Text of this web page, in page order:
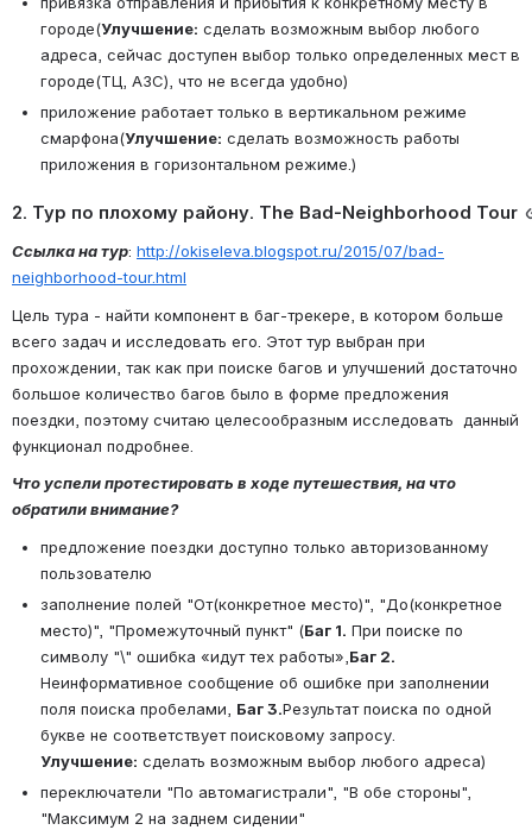
городе(Улучшение: сделать возможным выбор любого
адреса, сейчас доступен выбор только определенных мест в
городе(ТЦ, АЗС), что не всегда удобно)
приложение работает только в вертикальном режиме
смарфона(Улучшение: сделать возможность работы
приложения в горизонтальном режиме.)
2. Тур по плохому району. The Bad-Neighborhood Tour
Ссылка на тур: http://okiseleva.blogspot.ru/2015/07/bad-
neighborhood-tour.html
Цель тура - найти компонент в баг-трекере, в котором больше
всего задач и исследовать его. Этот тур выбран при
прохождении, так как при поиске багов и улучшений достаточно
большое количество багов было в форме предложения
поездки, поэтому считаю целесообразным исследовать  данный
функционал подробнее.
Что успели протестировать в ходе путешествия, на что
обратили внимание?
предложение поездки доступно только авторизованному
пользователю
заполнение полей "От(конкретное место)", "До(конкретное
место)", "Промежуточный пункт" (Баг 1. При поиске по
символу "\" ошибка «идут тех работы»,Баг 2.
Неинформативное сообщение об ошибке при заполнении
поля поиска пробелами, Баг 3.Результат поиска по одной
Улучшение: сделать возможным выбор любого адреса)
переключатели "По автомагистрали", "В обе стороны",
"Максимум 2 на заднем сидении"